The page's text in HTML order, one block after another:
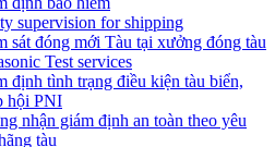
supervision for shipping
sát đóng mới Tàu tại xưởng đóng tàu
Test services
định tình trạng điều kiện tàu biển,
hội PNI
nhận giám định an toàn theo yêu
tàu